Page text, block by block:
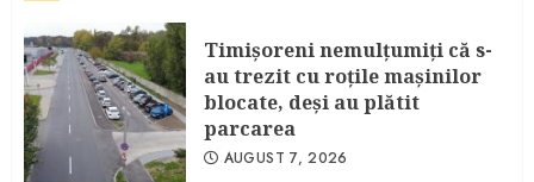
Timişoreni nemulţumiţi că s-
au trezit cu roţile maşinilor
blocate, deşi au plătit
parcarea
AUGUST 7, 2026